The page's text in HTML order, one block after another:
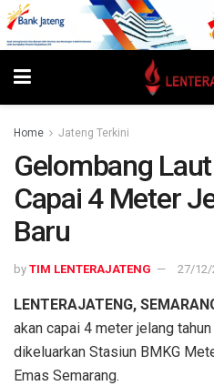
Home Jateng Terkini
Gelombang
Capai 4 Meter
Baru
by TIM LENTERAJATENG 27/12/
LENTERAJATENG,
akan capai 4 meter jelang
dikeluarkan Stasiun BMKG
Emas Semarang.